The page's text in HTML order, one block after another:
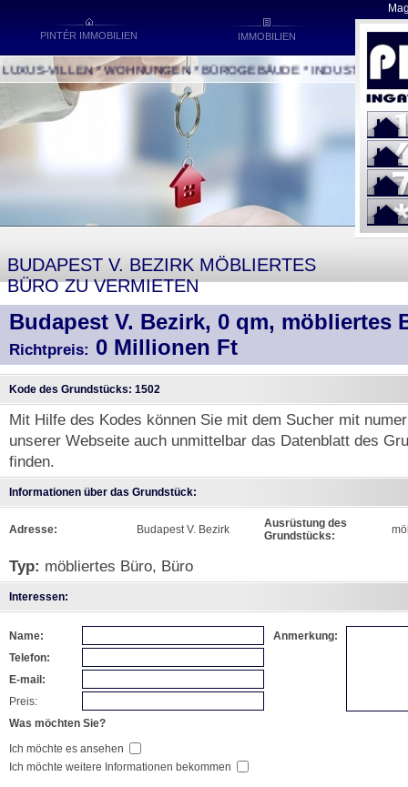
PINTÉR IMMOBILIEN IMMOBILIEN
VILLEN * WOHNUNGEN * BÜROGEBÄUDE * INDUSTRIEBAU *
BUDAPEST V. BEZIRK MÖBLIERTES
BÜRO ZU VERMIETEN
Budapest V. Bezirk, 0 qm, möbliertes
Richtpreis: 0 Millionen Ft
Kode des Grundstücks: 1502
Mit Hilfe des Kodes können Sie mit dem Sucher mit
unserer Webseite auch unmittelbar das Datenblatt des
finden.
Informationen über das Grundstück:
Adresse: Budapest V. Bezirk
Ausrüstung des
Grundstücks:
Typ: möbliertes Büro, Büro
Interessen:
Name:
Telefon:
E-mail:
Preis:
Was möchten Sie?
Ich möchte es ansehen
Ich möchte weitere Informationen bekommen
Anmerkung: